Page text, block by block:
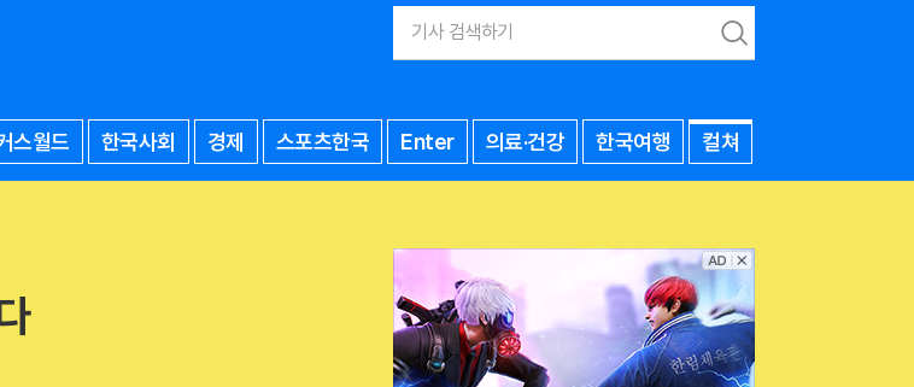
검
색
스월드 한국사회 경제 스포츠한국 Enter 의료·건강 한국여행 컬쳐